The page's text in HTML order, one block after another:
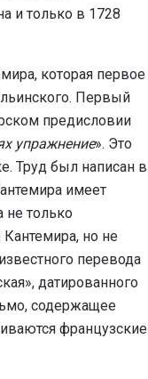
и только в 1728
которая первое
Первый
предисловии
упражнение». Это
Труд был написан в
имеет
не только
Кантемира, но не
перевода
датированного
содержащее
французские